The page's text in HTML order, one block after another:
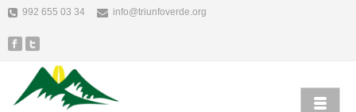
992 655 03 34 info@triunfoverde.org